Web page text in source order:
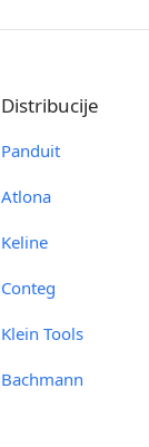
Distribucije
Panduit
Atlona
Keline
Conteg
Klein Tools
Bachmann